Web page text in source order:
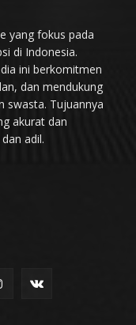
yang fokus pada
di Indonesia.
ini berkomitmen
dan mendukung
swasta. Tujuannya
akurat dan
adil.